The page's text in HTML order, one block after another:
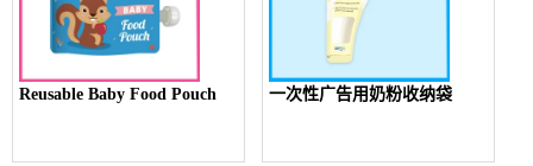
Reusable Baby Food Pouch 一次性广告用奶粉收纳袋